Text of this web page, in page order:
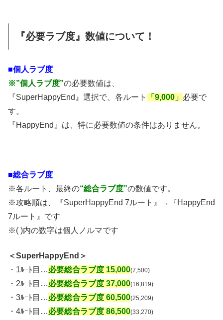
『必要ラブ度』数値について！
■個人ラブ度
※”個人ラブ度”の必要数値は、
『SuperHappyEnd』選択で、各ルート
「9,000」 必要で
す。
『HappyEnd』は、特に必要数値の条件はありません。
■総合ラブ度
※各ルート、最終の“総合ラブ度”の数値です。
※攻略順は、『SuperHappyEnd 7ルート』→『HappyEnd
7ルート』です
※( )内の数字は個人ノルマです
＜SuperHappyEnd＞
・1ﾙｰﾄ目…必要総合ラブ度 15,000(7,500)
・2ﾙｰﾄ目…必要総合ラブ度 37,000(16,819)
・3ﾙｰﾄ目…必要総合ラブ度 60,500(25,209)
・4ﾙｰﾄ目…必要総合ラブ度 86,500(33,270)